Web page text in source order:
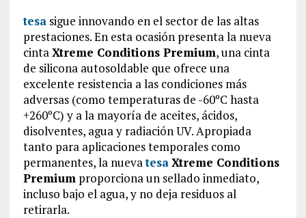
tesasigue innovando en el sector de las altas
prestaciones. En esta ocasión presenta la nueva
cintaXtreme Conditions Premium, una cinta
de silicona autosoldable que ofrece una
excelente resistencia a las condiciones más
adversas (como temperaturas de -60ºC hasta
+260ºC) y a la mayoría de aceites, ácidos,
disolventes, agua y radiación UV. Apropiada
tanto para aplicaciones temporales como
permanentes, la nuevatesaXtreme Conditions
Premiumproporciona un sellado inmediato,
incluso bajo el agua, y no deja residuos al
retirarla.